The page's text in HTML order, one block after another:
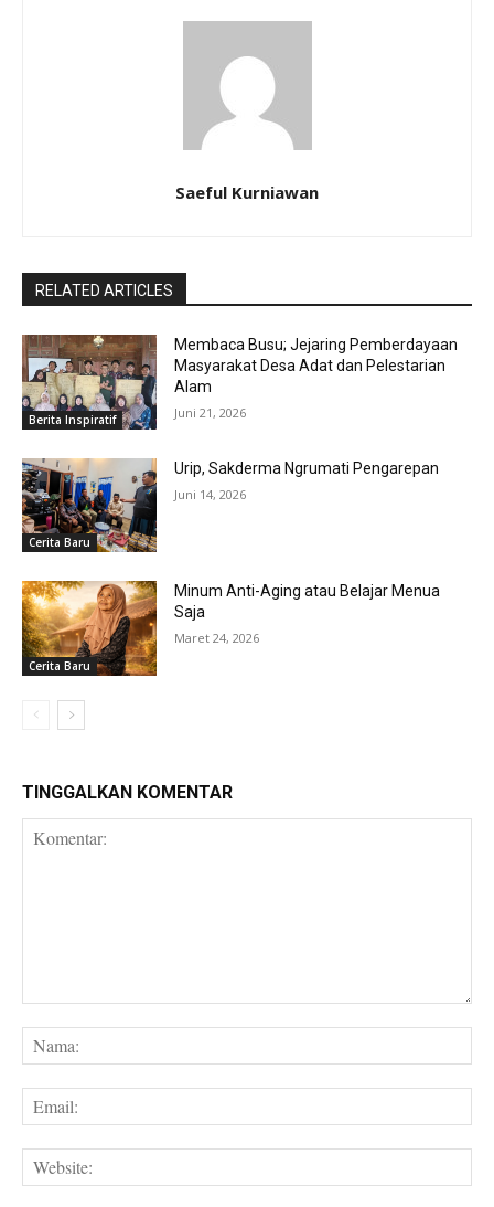
Saeful Kurniawan
RELATED ARTICLES
Berita Inspiratif
Membaca Busu; Jejaring Pemberdayaan
Masyarakat Desa Adat dan Pelestarian
Alam
Juni 21, 2026
Cerita Baru
Urip, Sakderma Ngrumati Pengarepan
Juni 14, 2026
Cerita Baru
Minum Anti-Aging atau Belajar Menua
Saja
Maret 24, 2026
TINGGALKAN KOMENTAR